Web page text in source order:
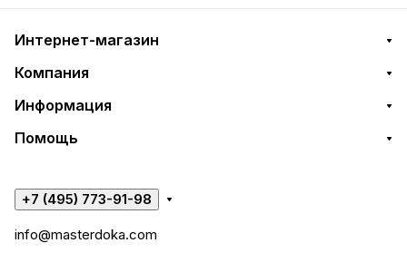
Интернет-магазин
Компания
Информация
Помощь
+7 (495) 773-91-98
info@masterdoka.com